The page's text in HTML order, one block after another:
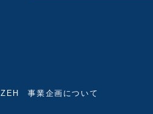
ZEH 事業企画について